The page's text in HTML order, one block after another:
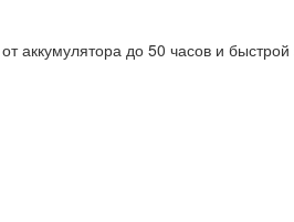
аккумулятора до 50 часов и быстрой